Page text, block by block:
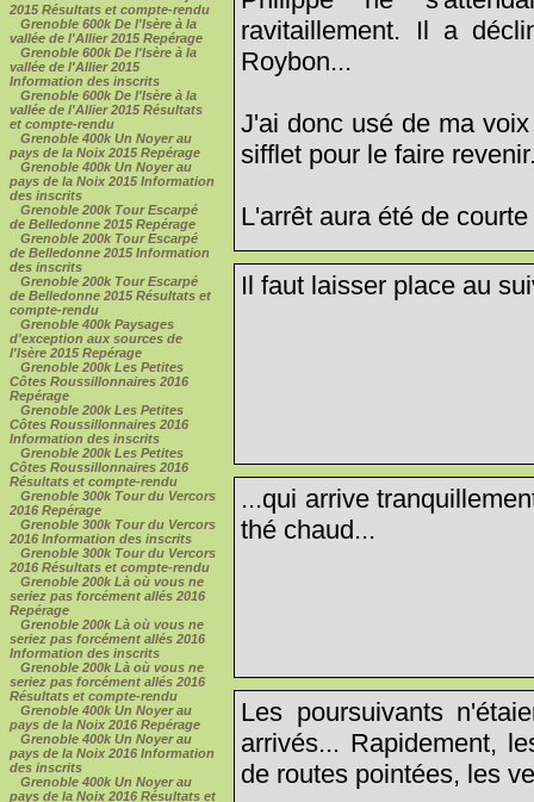
2015 Résultats et compte-rendu
Grenoble 600k De l'Isère à la
vallée de l'Allier 2015 Repérage
Grenoble 600k De l'Isère à la
vallée de l'Allier 2015
Information des inscrits
Grenoble 600k De l'Isère à la
vallée de l'Allier 2015 Résultats
et compte-rendu
Grenoble 400k Un Noyer au
pays de la Noix 2015 Repérage
Grenoble 400k Un Noyer au
pays de la Noix 2015 Information
des inscrits
Grenoble 200k Tour Escarpé
de Belledonne 2015 Repérage
Grenoble 200k Tour Escarpé
de Belledonne 2015 Information
des inscrits
Grenoble 200k Tour Escarpé
de Belledonne 2015 Résultats et
compte-rendu
Grenoble 400k Paysages
d'exception aux sources de
l'Isère 2015 Repérage
Grenoble 200k Les Petites
Côtes Roussillonnaires 2016
Repérage
Grenoble 200k Les Petites
Côtes Roussillonnaires 2016
Information des inscrits
Grenoble 200k Les Petites
Côtes Roussillonnaires 2016
Résultats et compte-rendu
Grenoble 300k Tour du Vercors
2016 Repérage
Grenoble 300k Tour du Vercors
2016 Information des inscrits
Grenoble 300k Tour du Vercors
2016 Résultats et compte-rendu
Grenoble 200k Là où vous ne
seriez pas forcément allés 2016
Repérage
Grenoble 200k Là où vous ne
seriez pas forcément allés 2016
Information des inscrits
Grenoble 200k Là où vous ne
seriez pas forcément allés 2016
Résultats et compte-rendu
Grenoble 400k Un Noyer au
pays de la Noix 2016 Repérage
Grenoble 400k Un Noyer au
pays de la Noix 2016 Information
des inscrits
Grenoble 400k Un Noyer au
pays de la Noix 2016 Résultats et
ravitaillement. Il a
Roybon...
J'ai donc usé de ma
sifflet pour le faire
L'arrêt aura été de
Il faut laisser place au
...qui arrive
thé chaud...
Les poursuivants
arrivés... Rapidement,
de routes pointées, les